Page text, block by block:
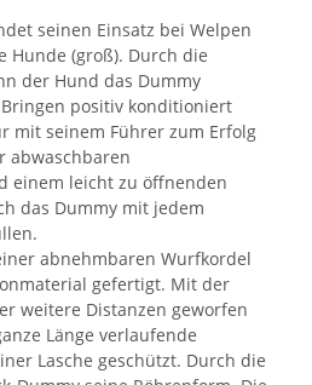
seinen Einsatz bei Welpen
Hunde (groß). Durch die
der Hund das Dummy
positiv konditioniert
mit seinem Führer zum Erfolg
abwaschbaren
einem leicht zu öffnenden
das Dummy mit jedem
abnehmbaren Wurfkordel
gefertigt. Mit der
weitere Distanzen geworfen
Länge verlaufende
Lasche geschützt. Durch die